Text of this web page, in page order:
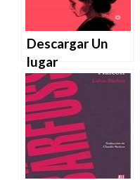
Descargar Un
lugar
desconocido de
Seicho
Matsumoto en
EPUB | PDF |
MOBI